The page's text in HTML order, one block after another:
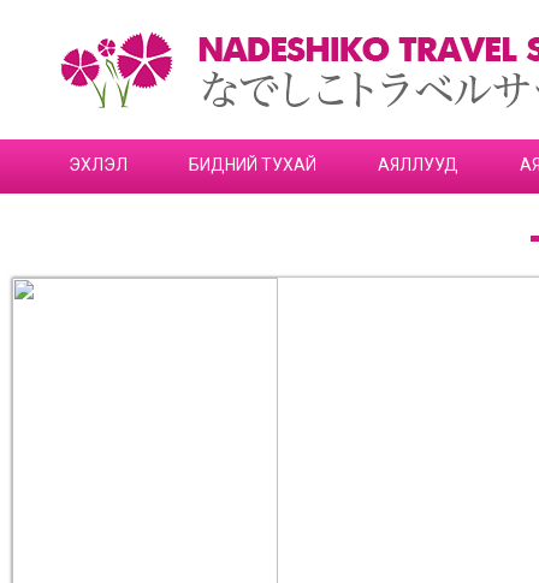
ЭХЛЭЛ БИДНИЙ ТУХАЙ АЯЛЛУУД